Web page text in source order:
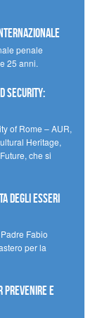
penale
25 anni.
Security:
of Rome – AUR,
Heritage,
che si
degli esseri
Fabio
per la
prevenire e